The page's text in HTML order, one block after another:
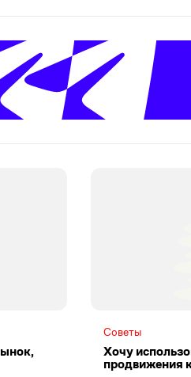
Советы
Хочу
продвижения